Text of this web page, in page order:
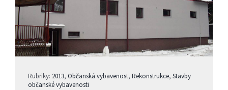
Rubriky: 2013, Občanská vybavenost, Rekonstrukce, Stavby
občanské vybavenosti